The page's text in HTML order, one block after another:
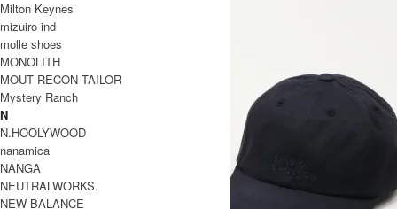
Milton Keynes
mizuiro ind
molle shoes
MONOLITH
MOUT RECON TAILOR
Mystery Ranch
N
N.HOOLYWOOD
nanamica
NANGA
NEUTRALWORKS.
NEW BALANCE